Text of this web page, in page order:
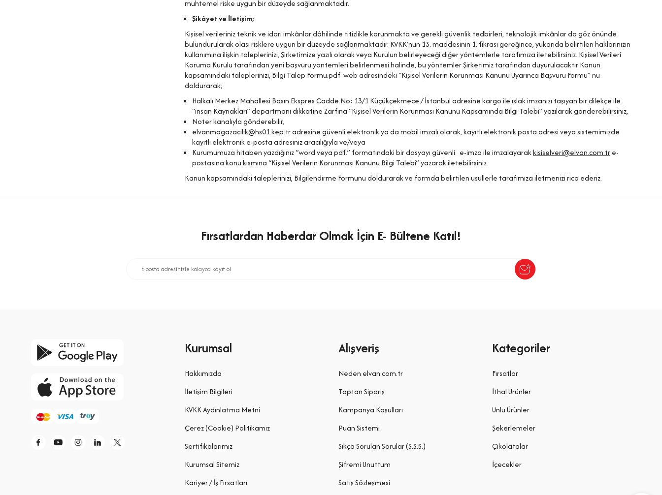
muhtemel riske uygun bir düzeyde sağlanmaktadır.
Şikâyet ve İletişim;
Kişisel verileriniz teknik ve idari imkânlar dâhilinde titizlikle korunmakta ve gerekli güvenlik tedbirleri, teknolojik imkânlar da göz önünde
bulundurularak olası risklere uygun bir düzeyde sağlanmaktadır. KVKK’nun 13. maddesinin 1. fıkrası gereğince, yukarıda belirtilen haklarınızın
kullanımına ilişkin taleplerinizi, Şirketimize yazılı olarak veya Kurulun belirleyeceği diğer yöntemlerle tarafımıza iletebilirsiniz. Kişisel Verileri
Koruma Kurulu tarafından yeni başvuru yöntemleri belirlenmesi halinde, bu yöntemler Şirketimiz tarafından duyurulacaktır Kanun
kapsamındaki taleplerinizi, Bilgi Talep Formu.pdf web adresindeki “Kişisel Verilerin Korunması Kanunu Uyarınca Başvuru Formu” nu
doldurarak;
Halkalı Merkez Mahallesi Basın Ekspres Cadde No: 13/1 Küçükçekmece / İstanbul adresine kargo ile ıslak imzanızı taşıyan bir dilekçe ile
“insan Kaynakları” departmanı dikkatine Zarfına “Kişisel Verilerin Korunması Kanunu Kapsamında Bilgi Talebi” yazılarak gönderebilirsiniz,
Noter kanalıyla gönderebilir,
elvanmagazacilik@hs01.kep.tradresine güvenli elektronik ya da mobil imzalı olarak, kayıtlı elektronik posta adresi veya sistemimizde
kayıtlı elektronik e-posta adresiniz aracılığıyla ve/veya
Kurumumuza hitaben yazdığınız “word veya pdf.” formatındaki bir dosyayı güvenli e-imza ile imzalayarakkisiselveri@elvan.com.tre-
postasına konu kısmına “Kişisel Verilerin Korunması Kanunu Bilgi Talebi” yazarak iletebilirsiniz.
Kanun kapsamındaki taleplerinizi, Bilgilendirme Formunu doldurarak ve formda belirtilen usullerle tarafımıza iletmenizi rica ederiz.
Fırsatlardan Haberdar Olmak İçin E- Bültene Katıl!
Kurumsal
Hakkımızda
İletişim Bilgileri
KVKK Aydınlatma Metni
Çerez (Cookie) Politikamız
Sertifikalarımız
Kurumsal Sitemiz
Kariyer / İş Fırsatları
Alışveriş
Neden elvan.com.tr
Toptan Sipariş
Kampanya Koşulları
Puan Sistemi
Sıkça Sorulan Sorular (S.S.S.)
Şifremi Unuttum
Satış Sözleşmesi
Kategoriler
Fırsatlar
İthal Ürünler
Unlu Ürünler
Şekerlemeler
Çikolatalar
İçecekler